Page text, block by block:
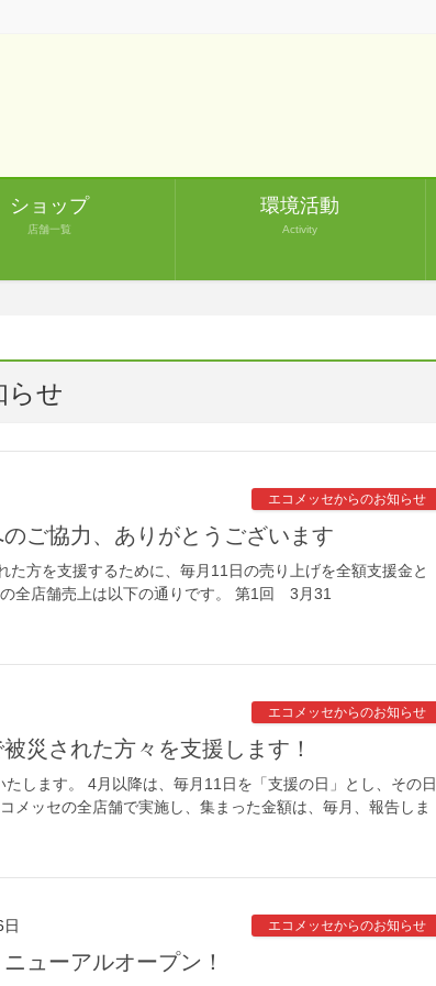
ショップ
店舗一覧
環境活動
Activity
らせ
エコメッセからのお知らせ
ご協力、ありがとうございます
た方を支援するために、毎月11日の売り上げを全額支援金と
全店舗売上は以下の通りです。 第1回 3月31
エコメッセからのお知らせ
災された方々を支援します！
します。 4月以降は、毎月11日を「支援の日」とし、その日
メッセの全店舗で実施し、 集まった金額は、毎月、報告しま
エコメッセからのお知らせ
ューアルオープン！